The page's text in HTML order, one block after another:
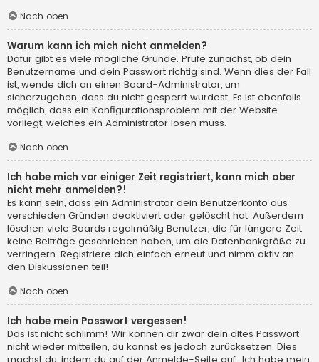
Nach oben
Warum kann ich mich nicht anmelden?
Dafür gibt es viele mögliche Gründe. Prüfe zunächst, ob dein
Benutzername und dein Passwort richtig sind. Wenn dies der Fall
ist, wende dich an einen Board-Administrator, um
sicherzugehen, dass du nicht gesperrt wurdest. Es ist ebenfalls
möglich, dass ein Konfigurationsproblem mit der Website
vorliegt, welches ein Administrator lösen muss.
Nach oben
Ich habe mich vor einiger Zeit registriert, kann mich aber
nicht mehr anmelden?!
Es kann sein, dass ein Administrator dein Benutzerkonto aus
verschieden Gründen deaktiviert oder gelöscht hat. Außerdem
löschen viele Boards regelmäßig Benutzer, die für längere Zeit
keine Beiträge geschrieben haben, um die Datenbankgröße zu
verringern. Registriere dich einfach erneut und nimm aktiv an
den Diskussionen teil!
Nach oben
Ich habe mein Passwort vergessen!
Das ist nicht schlimm! Wir können dir zwar dein altes Passwort
nicht wieder mitteilen, du kannst es jedoch zurücksetzen. Dies